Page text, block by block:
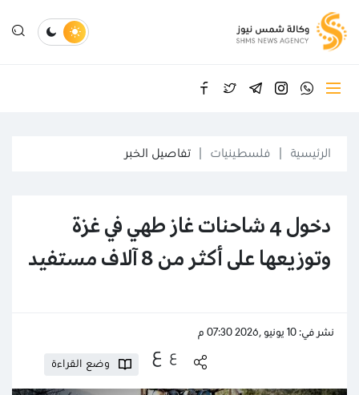
الرئيسية فلسطينيات تفاصيل الخبر
دخول 4 شاحنات غاز طهي في غزة
وتوزيعها على أكثر من 8 آلاف مستفيد
نشر في: 10 يونيو ,2026 07:30 م
ع ع
وضع القراءة